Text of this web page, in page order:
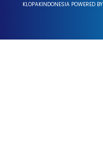
KLOPAKINDONESIA POWERED